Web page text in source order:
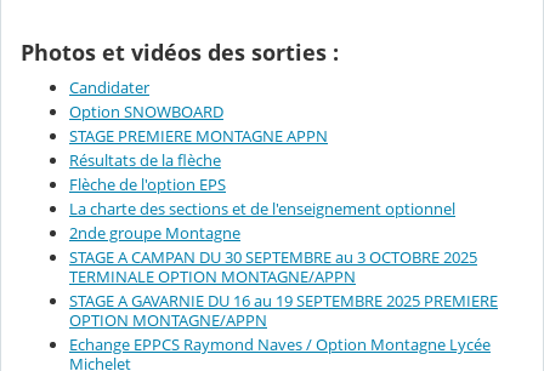
Photos et vidéos des sorties :
Candidater
Option SNOWBOARD
STAGE PREMIERE MONTAGNE APPN
Résultats de la flèche
Flèche de l'option EPS
La charte des sections et de l'enseignement optionnel
2nde groupe Montagne
STAGE A CAMPAN DU 30 SEPTEMBRE au 3 OCTOBRE 2025
TERMINALE OPTION MONTAGNE/APPN
STAGE A GAVARNIE DU 16 au 19 SEPTEMBRE 2025 PREMIERE
OPTION MONTAGNE/APPN
Echange EPPCS Raymond Naves / Option Montagne Lycée
Michelet